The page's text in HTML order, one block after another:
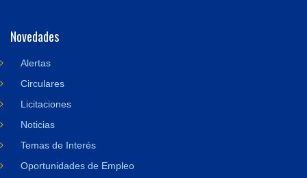
Novedades
Alertas
Circulares
Licitaciones
Noticias
Temas de Interés
Oportunidades de Empleo